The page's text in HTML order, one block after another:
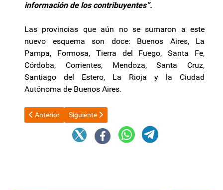
información de los contribuyentes”.
Las provincias que aún no se sumaron a este
nuevo esquema son doce: Buenos Aires, La
Pampa, Formosa, Tierra del Fuego, Santa Fe,
Córdoba, Corrientes, Mendoza, Santa Cruz,
Santiago del Estero, La Rioja y la Ciudad
Autónoma de Buenos Aires.
Artículo anterior: La Corte Suprema se prepara para ratificar
Anterior Artículo siguiente: Familias cada vez más
Siguiente